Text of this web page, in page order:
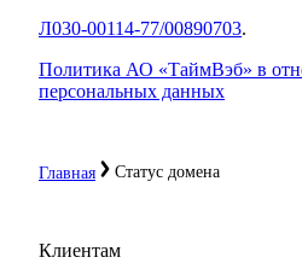
Главная Статус домена
Л030-00114-77/00890703.
Политика АО «ТаймВэб» в
персональных данных
Клиентам